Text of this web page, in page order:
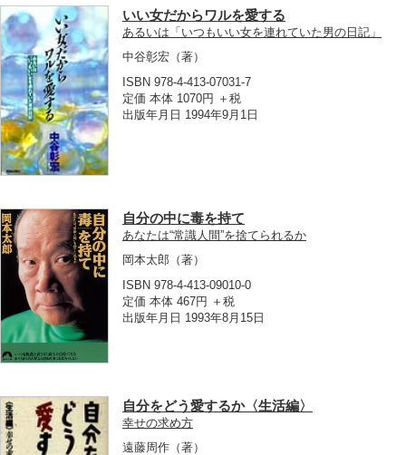
いい女だからワルを愛する
あるいは「いつもいい女を連れていた男の日記」
中谷彰宏 （著）
ISBN 978-4-413-07031-7
定価 本体 1070円 ＋税
出版年月日 1994年9月1日
自分の中に毒を持て
あなたは“常識人間”を捨てられるか
岡本太郎 （著）
ISBN 978-4-413-09010-0
定価 本体 467円 ＋税
出版年月日 1993年8月15日
自分をどう愛するか〈生活編〉
幸せの求め方
遠藤周作 （著）